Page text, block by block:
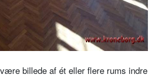
billede af ét eller flere rums indre